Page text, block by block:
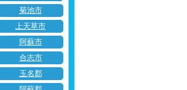
菊池市
上天草市
阿蘇市
合志市
玉名郡